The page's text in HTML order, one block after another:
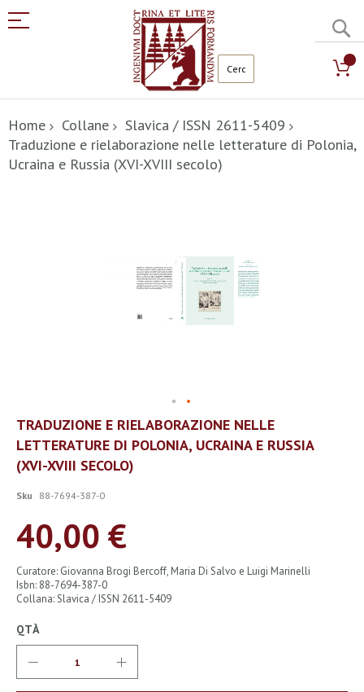
al
contenuto
Home Collane
Slavica / ISSN 2611-5409
Traduzione e rielaborazione nelle letterature di Polonia,
Ucraina e Russia (XVI-XVIII secolo)
Vai
all'inizio
della
galleria
di
immagini
TRADUZIONE E RIELABORAZIONE NELLE
LETTERATURE DI POLONIA, UCRAINA E RUSSIA
(XVI-XVIII SECOLO)
Sku 88-7694-387-0
40,00 €
Curatore: Giovanna Brogi Bercoff, Maria Di Salvo e Luigi Marinelli
Isbn: 88-7694-387-0
Collana: Slavica / ISSN 2611-5409
QTÀ